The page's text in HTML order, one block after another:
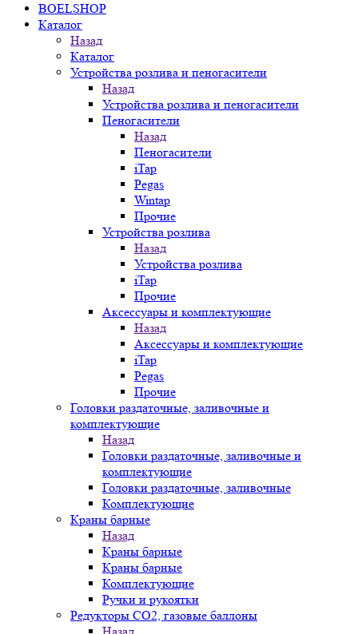
BOELSHOP
Каталог
Назад
Каталог
Устройства розлива и пеногасители
Назад
Устройства розлива и пеногасители
Пеногасители
Назад
Пеногасители
iTap
Pegas
Wintap
Прочие
Устройства розлива
Назад
Устройства розлива
iTap
Прочие
Аксессуары и комплектующие
Назад
Аксессуары и комплектующие
iTap
Pegas
Прочие
Головки раздаточные, заливочные и
комплектующие
Назад
Головки раздаточные, заливочные и
комплектующие
Головки раздаточные, заливочные
Комплектующие
Краны барные
Назад
Краны барные
Краны барные
Комплектующие
Ручки и рукоятки
Редукторы СО2, газовые баллоны